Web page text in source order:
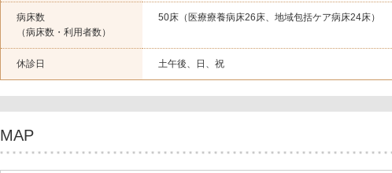
病床数
（病床数・利用者数）
50床（医療療養病床26床、地域包括ケア病床24床）
休診日 土午後、日、祝
MAP